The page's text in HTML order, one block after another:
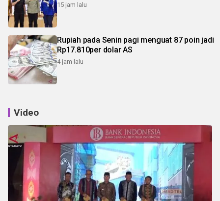
15 jam lalu
Rupiah pada Senin pagi menguat 87 poin jadi
Rp17.810per dolar AS
4 jam lalu
Video